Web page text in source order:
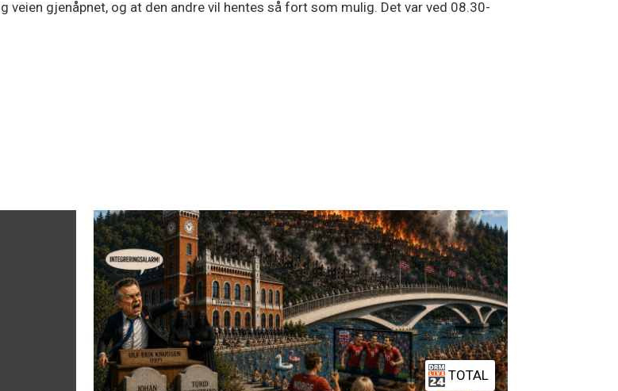
gjenåpnet, og at den andre vil hentes så fort som mulig. Det var ved 08.30-
TOTAL